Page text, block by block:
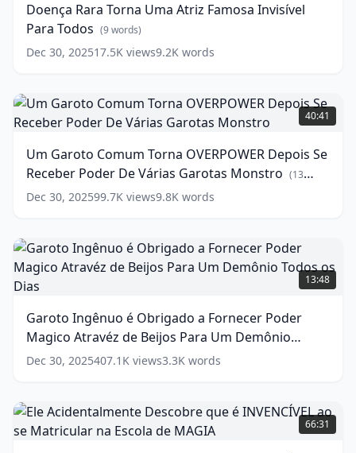
Atriz
Famosa
Invisível
Para
words)
Doença Rara Torna Uma Atriz Famosa Invisível
Para Todos (9words)
Dec 30, 202517.5K views9.2K words
Um
Garoto
Comum
OVERPOWER
Depois
Se
Receber
De
Várias
Garotas
Monstro
40:41
Um Garoto Comum Torna OVERPOWER Depois Se
Receber Poder De Várias Garotas Monstro (13
words)
Dec 30, 202599.7K views9.8K words
Garoto
Ingênuo
é
a
Fornecer
Poder
Magico
de
Beijos
Para
13:48
Garoto Ingênuo é Obrigado a Fornecer Poder
Magico Atravéz de Beijos Para Um Demônio
Todos os Dias (17 words)
Dec 30, 2025407.1K views3.3K words
Ele
Acidentalmente
Descobre
66:31